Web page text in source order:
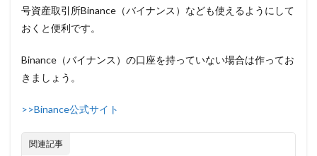
号資産取引所Binance（バイナンス）なども使えるようにして
おくと便利です。
Binance（バイナンス）の口座を持っていない場合は作ってお
きましょう。
>>Binance公式サイト
関連記事